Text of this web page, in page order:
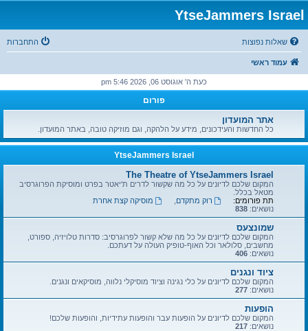
YtseJammers Israel
שאלות נפוצות התחברות
עמוד ראשי
כעת ה' אוגוסט 06, 2026 5:46 pm
פורום
אתר המועדון
כל החדשות והעידכונים, מידע על הלהקה, וגם מוזיקה טובה, באתר המועדון.
YtseJammers Israel
The Theatre of YtseJammers Israel
המקום שלכם לדיונים על כל מה שקשור לדרים ת'יאטר בפרט ומוסיקת הפרוגרסיב
מטאל בכלל.
תת פורומים:
רוק מתקדם
מוסיקה קצת אחרת
נושאים: 838
שמונצעס
המקום שלכם לדיונים על כל מה שלא קשור לפרוגרסיב: סדרות טלויזיה, ספורט,
מחשבים, סלולאר וכל האוף-טופיק העולה על דעתכם.
נושאים: 406
ציוד ונגנים
המקום שלכם לדיונים על כלי נגינה וציוד מוסיקלי נלווה, מוסיקאים ונגנים.
נושאים: 277
הופעות
המקום שלכם לדיונים על הופעות עבר והופעות עתידיות, והופעות שלכם!
נושאים: 217